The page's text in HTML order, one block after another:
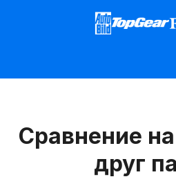
Сравнение
друг